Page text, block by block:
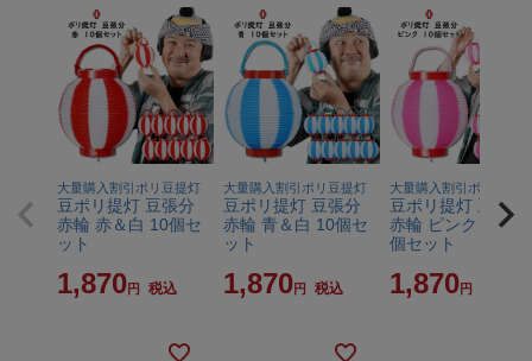
大量購入割引ポリ豆提灯
豆ポリ提灯 豆張分
赤輪 赤＆白 10個セ
ット
1,870 税込
大量購入割引ポリ豆提灯
豆ポリ提灯 豆張分
赤輪 青＆白 10個セ
ット
1,870 税込
大量購入割引ポリ豆提灯
豆ポリ提灯 豆張分
赤輪 ピンク＆白
個セット
1,870